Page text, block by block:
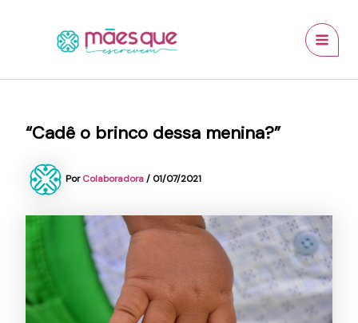
“Cadê o brinco dessa menina?”
PorColaboradora/ 01/07/2021